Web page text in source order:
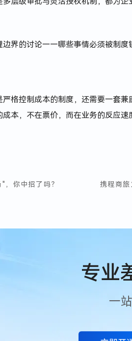
界的讨论——哪些事情必须被制度
格控制成本的制度，还需要一套
本，不在票价，而在业务的反应速
，你中招了吗？ 携程商
专业
一